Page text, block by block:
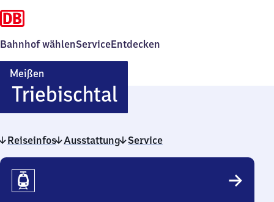
Bahnhof wählenServiceEntdecken
Meißen
TriebischtalMeißen
Triebischtal
Reiseinfos Ausstattung Service
Reiseinfos